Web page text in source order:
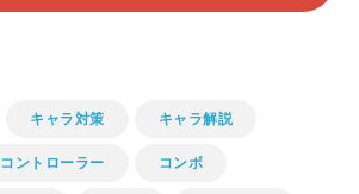
キャラ対策 キャラ解説
コントローラー コンボ